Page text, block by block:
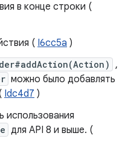
в конце строки (
( I6cc5a )
,
можно было добавлять
Idc4d7 )
использования
для API 8 и выше. (